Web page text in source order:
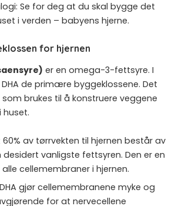
Se for deg at du skal bygge det
i verden – babyens hjerne.
for hjernen
er en omega-3-fettsyre. I
de primære byggeklossene. Det
brukes til å konstruere veggene
av tørrvekten til hjernen består av
desidert vanligste fettsyren. Den er en
cellemembraner i hjernen.
DHA gjør cellemembranene myke og
for at nervecellene